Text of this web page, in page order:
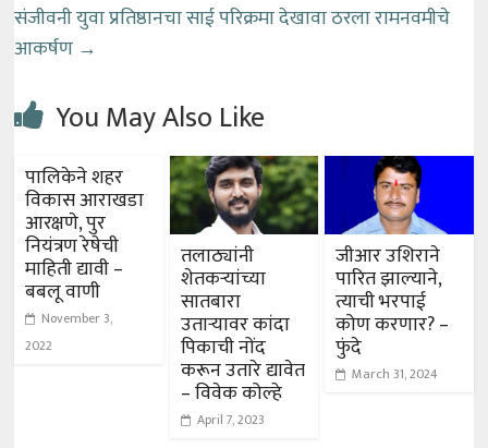
संजीवनी युवा प्रतिष्ठानचा साई परिक्रमा देखावा ठरला रामनवमीचे
आकर्षण →
You May Also Like
पालिकेने शहर
विकास आराखडा
आरक्षणे, पुर
नियंत्रण रेषेची
माहिती द्यावी –
बबलू वाणी
November 3,
2022
तलाठ्यांनी
शेतकऱ्यांच्या
सातबारा
उताऱ्यावर कांदा
पिकाची नोंद
करून उतारे द्यावेत
– विवेक कोल्हे
April 7, 2023
जीआर उशिराने
पारित झाल्याने,
त्याची भरपाई
कोण करणार? –
फुंदे
March 31, 2024